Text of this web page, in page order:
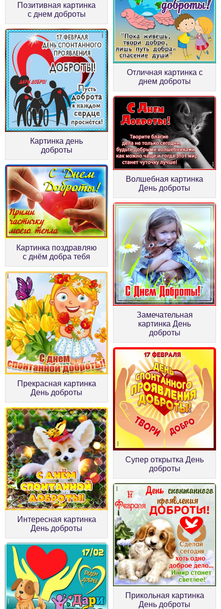
Позитивная картинка
с днем доброты
Отличная картинка с
днем доброты
Картинка день
доброты
Волшебная картинка
День доброты
Картинка поздравляю
с днём добра тебя
Замечательная
картинка День
доброты
Прекрасная картинка
День доброты
Супер открытка День
доброты
Интересная картинка
День доброты
Прикольная картинка
День доброты